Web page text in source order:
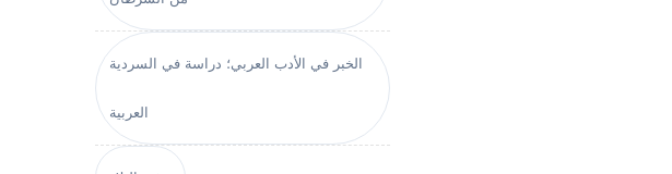
الخبر في الأدب العربي؛ دراسة في السردية
العربية